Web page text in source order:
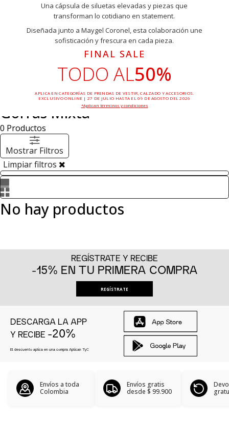
Una cápsula de siluetas elevadas y piezas que
transforman lo cotidiano en statement.
Diseñada junto a Maygel Coronel, esta colaboración une
sofisticación y frescura en cada pieza.
FINAL SALE
TODO AL50%
APLICA EN CATEGORÍAS DE PRENDAS DE VESTIR, CALZADO Y ACCESORIOS.
EXCLUSIVO ONLINE | 27 DE JULIO HASTA EL 09 DE AGOSTO DEL 2026
*Aplican términos y condiciones
Gorras Mixta
0 Productos
Mostrar Filtros
Limpiar filtros
No hay productos
REGÍSTRATE Y RECIBE
-15% EN TU PRIMERA COMPRA
REGÍSTRATE
DESCARGA LA APP
Y RECIBE -20%
El descuento aplica en una compra Aplican TyC
Envíos a toda
Colombia
Envíos gratis
desde$ 99.900